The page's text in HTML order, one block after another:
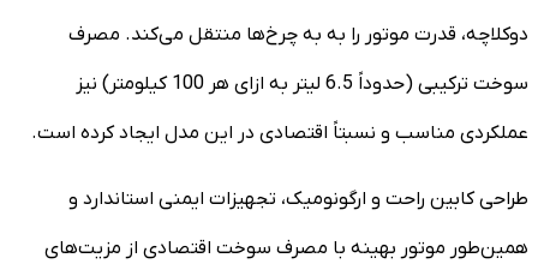
دوکلاچه، قدرت موتور را به به چرخ‌ها منتقل می‌کند. مصرف
سوخت ترکیبی (حدوداً 6.5 لیتر به‌ ازای هر 100 کیلومتر) نیز
عملکردی مناسب و نسبتاً اقتصادی در این مدل ایجاد کرده است.
طراحی کابین راحت و ارگونومیک، تجهیزات ایمنی استاندارد و
همین‌طور موتور بهینه با مصرف سوخت اقتصادی از مزیت‌های